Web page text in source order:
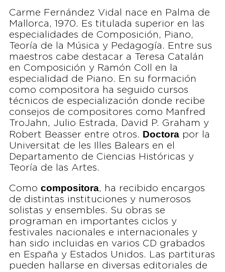
Carme Fernández Vidal nace en Palma de
Mallorca, 1970. Es titulada superior en las
especialidades de Composición, Piano,
Teoría de la Música y Pedagogía. Entre sus
maestros cabe destacar a Teresa Catalán
en Composición y Ramón Coll en la
especialidad de Piano. En su formación
como compositora ha seguido cursos
técnicos de especialización donde recibe
consejos de compositores como Manfred
TroJahn, Julio Estrada, David P. Graham y
Robert Beasser entre otros. Doctorapor la
Universitat de les Illes Balears en el
Departamento de Ciencias Históricas y
Teoría de las Artes.
Como compositora, ha recibido encargos
de distintas instituciones y numerosos
solistas y ensembles. Su obras se
programan en importantes ciclos y
festivales nacionales e internacionales y
han sido incluidas en varios CD grabados
en España y Estados Unidos. Las partituras
pueden hallarse en diversas editoriales de